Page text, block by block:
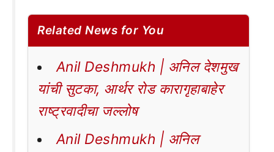
Related News for You
Anil Deshmukh | अनिल देशमुख
यांची सुटका, आर्थर रोड कारागृहाबाहेर
राष्ट्रवादीचा जल्लोष
Anil Deshmukh | अनिल